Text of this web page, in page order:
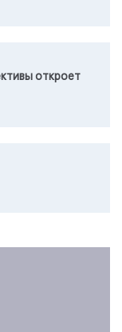
откроет